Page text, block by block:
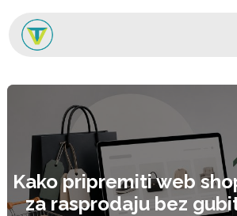
Glavni izbornik
Kako pripremiti web
za rasprodaju bez